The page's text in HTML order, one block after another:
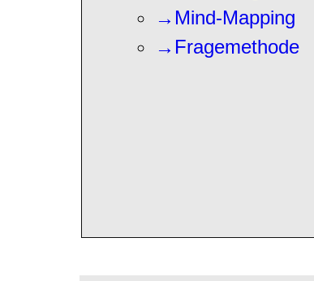
→Mind-Mapping
→Fragemethode